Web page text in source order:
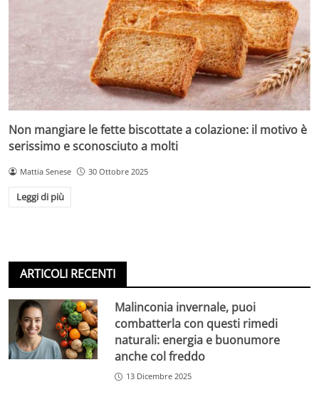
Non mangiare le fette biscottate a colazione: il motivo è
serissimo e sconosciuto a molti
Mattia Senese 30 Ottobre 2025
Leggi di più
ARTICOLI RECENTI
Malinconia invernale, puoi
combatterla con questi rimedi
naturali: energia e buonumore
anche col freddo
13 Dicembre 2025